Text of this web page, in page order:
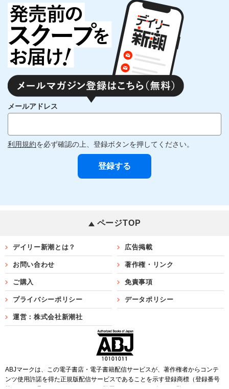
メールアドレス
利用規約を必ず確認の上、登録ボタンを押してください。
ページTOP
デイリー新潮とは？ 広告掲載
お問い合わせ 著作権・リンク
ご購入 免責事項
プライバシーポリシー データポリシー
運営：株式会社新潮社
ABJマークは、この電子書店・電子書籍配信サービスが、著作権者からコンテ
ンツ使用許諾を得た正規版配信サービスであることを示す登録商標（登録番号